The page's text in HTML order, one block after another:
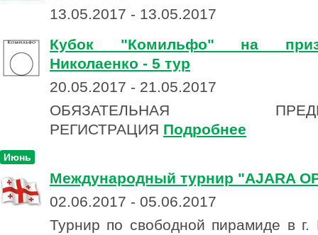
13.05.2017 - 13.05.2017
Кубок "Комильфо" на
Николаенко - 5 тур
20.05.2017 - 21.05.2017
ОБЯЗАТЕЛЬНАЯ
РЕГИСТРАЦИЯ Подробнее
Июнь
Международный турнир "AJARA
02.06.2017 - 05.06.2017
Турнир по свободной пирамиде в г.